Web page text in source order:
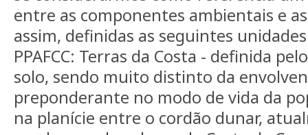
entre as componentes ambientais e
assim, definidas as seguintes
PPAFCC: Terras da Costa - definida
solo, sendo muito distinto da
preponderante no modo de vida da
na planície entre o cordão dunar,